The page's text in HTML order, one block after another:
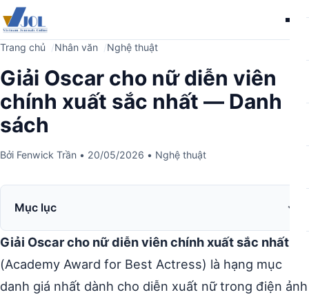
Trang chủ Nhân văn Nghệ thuật
Giải Oscar cho nữ diễn viên
chính xuất sắc nhất — Danh
sách
Bởi Fenwick Trần • 20/05/2026 • Nghệ thuật
Mục lục
Giải Oscar cho nữ diễn viên chính xuất sắc nhất
(Academy Award for Best Actress) là hạng mục
danh giá nhất dành cho diễn xuất nữ trong điện ảnh